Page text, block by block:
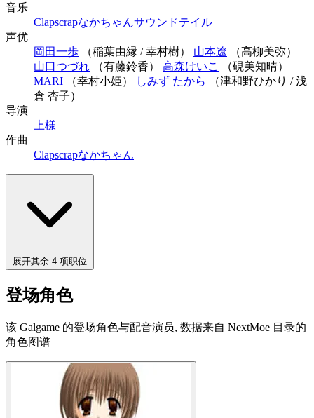
音乐
Clapscrapなかちゃんサウンドテイル
声优
岡田一歩 （稲葉由縁 / 幸村樹） 山本遼 （高柳美弥）
山口つづれ （有藤鈴香） 高森けいこ
（硯美知晴）
MARI （幸村小姫） しみず たから
（津和野ひかり / 浅
倉 杏子）
导演
上様
作曲
Clapscrapなかちゃん
展开其余 4 项职位
登场角色
该 Galgame 的登场角色与配音演员, 数据来自 NextMoe 目录的
角色图谱